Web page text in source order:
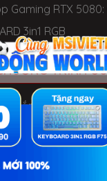
Gaming RTX 5080:
3in1 RGB
TRÌNH
lắp đặt RAM,
cài đặt